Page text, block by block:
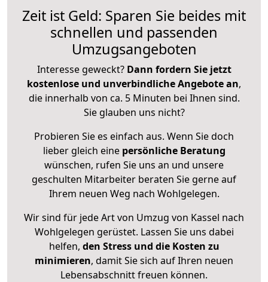
Zeit ist Geld: Sparen Sie beides mit
schnellen und passenden
Umzugsangeboten
Interesse geweckt? Dann fordern Sie jetzt
kostenlose und unverbindliche Angebote an,
die innerhalb von ca. 5 Minuten bei Ihnen sind.
Sie glauben uns nicht?
Probieren Sie es einfach aus. Wenn Sie doch
lieber gleich eine persönliche Beratung
wünschen, rufen Sie uns an und unsere
geschulten Mitarbeiter beraten Sie gerne auf
Ihrem neuen Weg nach Wohlgelegen.
Wir sind für jede Art von Umzug von Kassel nach
Wohlgelegen gerüstet. Lassen Sie uns dabei
helfen, den Stress und die Kosten zu
minimieren, damit Sie sich auf Ihren neuen
Lebensabschnitt freuen können.